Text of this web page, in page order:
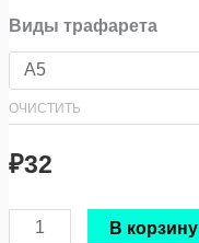
Виды трафарета
ОЧИСТИТЬ
₽32
В корзину